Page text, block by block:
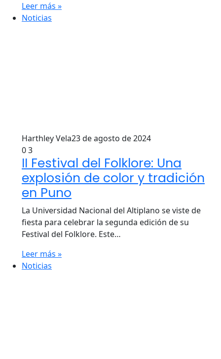
Leer más »
Noticias
Harthley Vela23 de agosto de 2024
03
II Festival del Folklore: Una
explosión de color y tradición
en Puno
La Universidad Nacional del Altiplano se viste de
fiesta para celebrar la segunda edición de su
Festival del Folklore. Este…
Leer más »
Noticias